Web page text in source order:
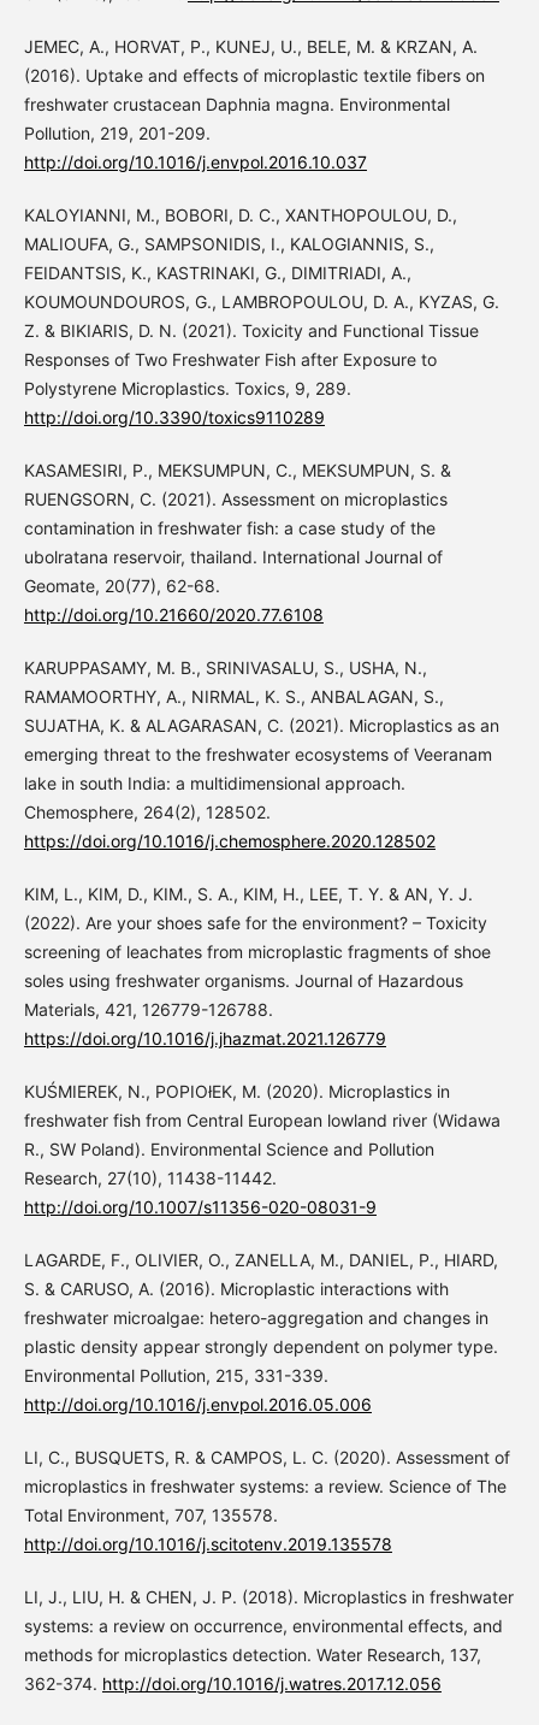
JEMEC, A., HORVAT, P., KUNEJ, U., BELE, M. & KRZAN, A.
(2016). Uptake and effects of microplastic textile fibers on
freshwater crustacean Daphnia magna. Environmental
Pollution, 219, 201-209.
http://doi.org/10.1016/j.envpol.2016.10.037
KALOYIANNI, M., BOBORI, D. C., XANTHOPOULOU, D.,
MALIOUFA, G., SAMPSONIDIS, I., KALOGIANNIS, S.,
FEIDANTSIS, K., KASTRINAKI, G., DIMITRIADI, A.,
KOUMOUNDOUROS, G., LAMBROPOULOU, D. A., KYZAS, G.
Z. & BIKIARIS, D. N. (2021). Toxicity and Functional Tissue
Responses of Two Freshwater Fish after Exposure to
Polystyrene Microplastics. Toxics, 9, 289.
http://doi.org/10.3390/toxics9110289
KASAMESIRI, P., MEKSUMPUN, C., MEKSUMPUN, S. &
RUENGSORN, C. (2021). Assessment on microplastics
contamination in freshwater fish: a case study of the
ubolratana reservoir, thailand. International Journal of
Geomate, 20(77), 62-68.
http://doi.org/10.21660/2020.77.6108
KARUPPASAMY, M. B., SRINIVASALU, S., USHA, N.,
RAMAMOORTHY, A., NIRMAL, K. S., ANBALAGAN, S.,
SUJATHA, K. & ALAGARASAN, C. (2021). Microplastics as an
emerging threat to the freshwater ecosystems of Veeranam
lake in south India: a multidimensional approach.
Chemosphere, 264(2), 128502.
https://doi.org/10.1016/j.chemosphere.2020.128502
KIM, L., KIM, D., KIM., S. A., KIM, H., LEE, T. Y. & AN, Y. J.
(2022). Are your shoes safe for the environment? – Toxicity
screening of leachates from microplastic fragments of shoe
soles using freshwater organisms. Journal of Hazardous
Materials, 421, 126779-126788.
https://doi.org/10.1016/j.jhazmat.2021.126779
KUŚMIEREK, N., POPIOłEK, M. (2020). Microplastics in
freshwater fish from Central European lowland river (Widawa
R., SW Poland). Environmental Science and Pollution
Research, 27(10), 11438-11442.
http://doi.org/10.1007/s11356-020-08031-9
LAGARDE, F., OLIVIER, O., ZANELLA, M., DANIEL, P., HIARD,
S. & CARUSO, A. (2016). Microplastic interactions with
freshwater microalgae: hetero-aggregation and changes in
plastic density appear strongly dependent on polymer type.
Environmental Pollution, 215, 331-339.
http://doi.org/10.1016/j.envpol.2016.05.006
LI, C., BUSQUETS, R. & CAMPOS, L. C. (2020). Assessment of
microplastics in freshwater systems: a review. Science of The
Total Environment, 707, 135578.
http://doi.org/10.1016/j.scitotenv.2019.135578
LI, J., LIU, H. & CHEN, J. P. (2018). Microplastics in freshwater
systems: a review on occurrence, environmental effects, and
methods for microplastics detection. Water Research, 137,
362-374. http://doi.org/10.1016/j.watres.2017.12.056